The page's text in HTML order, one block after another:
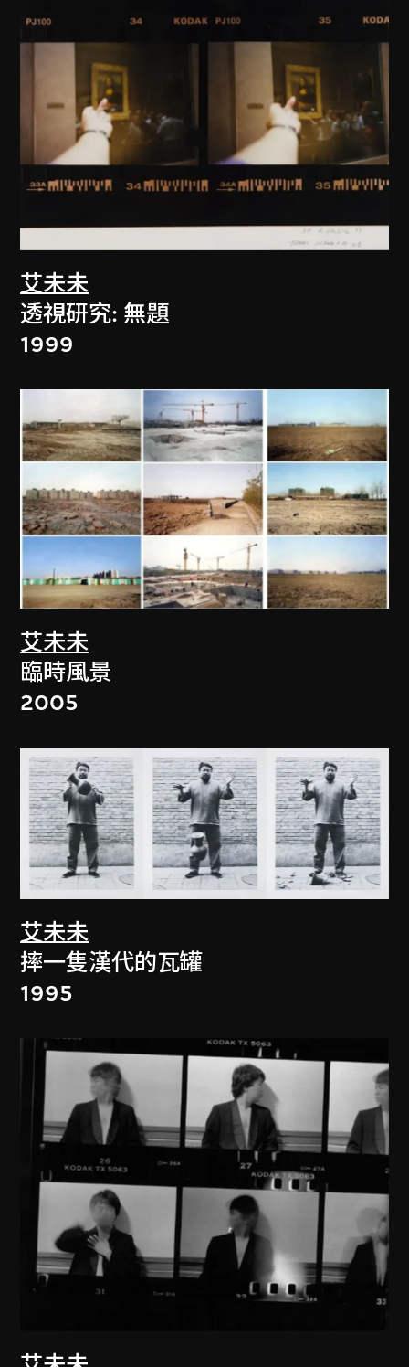
艾未未
透視研究: 無題
1999
艾未未
臨時風景
2005
艾未未
摔一隻漢代的瓦罐
1995